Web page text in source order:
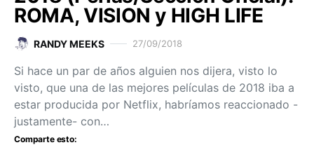
ROMA, VISION y HIGH LIFE
RANDY MEEKS 27/09/2018
Si hace un par de años alguien nos dijera, visto lo
visto, que una de las mejores películas de 2018 iba a
estar producida por Netflix, habríamos reaccionado -
justamente- con…
Comparte esto: